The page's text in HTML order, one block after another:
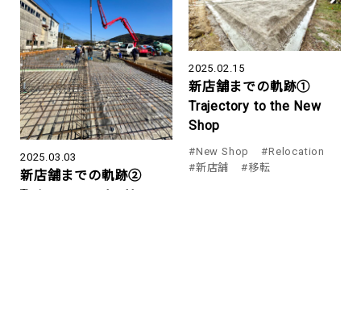
2025.03.03
新店舗までの軌跡②
2025.02.15
新店舗までの軌跡①
Trajectory to the New
Shop
#New Shop
#Relocation
#新店舗
#移転